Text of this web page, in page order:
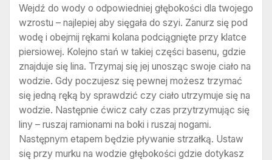
Wejdź do wody o odpowiedniej głębokości dla twojego
wzrostu – najlepiej aby sięgała do szyi. Zanurz się pod
wodę i obejmij rękami kolana podciągnięte przy klatce
piersiowej. Kolejno stań w takiej części basenu, gdzie
znajduje się lina. Trzymaj się jej unosząc swoje ciało na
wodzie. Gdy poczujesz się pewnej możesz trzymać
się jedną ręką by sprawdzić czy ciało utrzymuje się na
wodzie. Następnie ćwicz cały czas przytrzymując się
liny – ruszaj ramionami na boki i ruszaj nogami.
Następnym etapem będzie pływanie strzałką. Ustaw
się przy murku na wodzie głębokości gdzie dotykasz